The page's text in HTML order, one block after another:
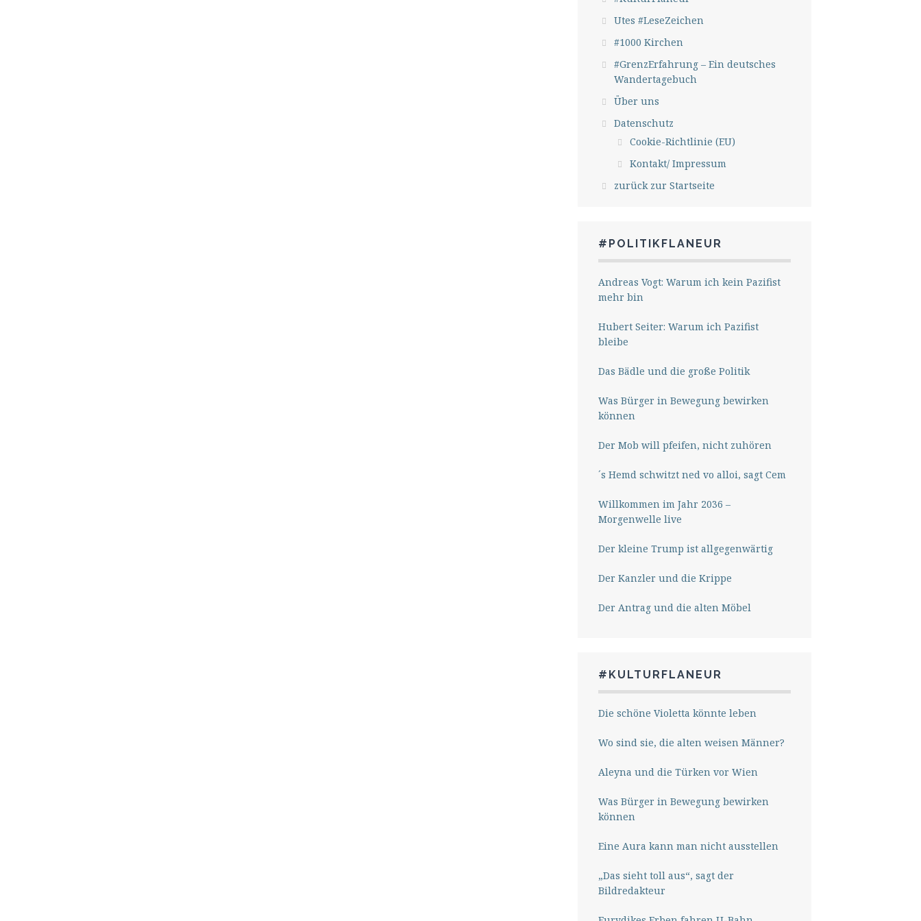
Utes #LeseZeichen
#1000 Kirchen
#GrenzErfahrung – Ein deutsches
Wandertagebuch
Über uns
Datenschutz
Cookie-Richtlinie (EU)
Kontakt/ Impressum
zurück zur Startseite
#POLITIKFLANEUR
Andreas Vogt: Warum ich kein Pazifist
mehr bin
Hubert Seiter: Warum ich Pazifist
bleibe
Das Bädle und die große Politik
Was Bürger in Bewegung bewirken
können
Der Mob will pfeifen, nicht zuhören
´s Hemd schwitzt ned vo alloi, sagt Cem
Willkommen im Jahr 2036 –
Morgenwelle live
Der kleine Trump ist allgegenwärtig
Der Kanzler und die Krippe
Der Antrag und die alten Möbel
#KULTURFLANEUR
Die schöne Violetta könnte leben
Wo sind sie, die alten weisen Männer?
Aleyna und die Türken vor Wien
Was Bürger in Bewegung bewirken
können
Eine Aura kann man nicht ausstellen
„Das sieht toll aus“, sagt der
Bildredakteur